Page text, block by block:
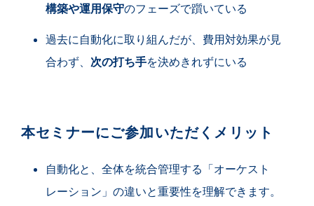
構築や運用保守のフェーズで躓いている
過去に自動化に取り組んだが、費用対効果が見
合わず、次の打ち手を決めきれずにいる
本セミナーにご参加いただくメリット
自動化と、全体を統合管理する「オーケスト
レーション」の違いと重要性を理解できます。